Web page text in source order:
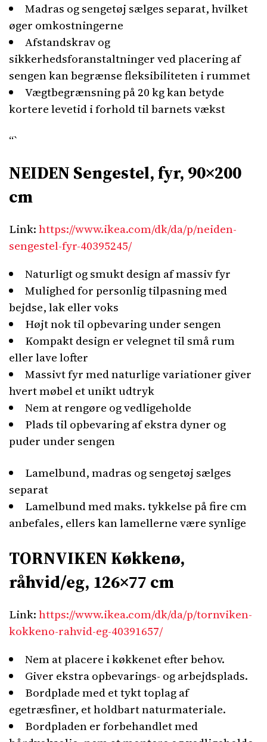
Madras og sengetøj sælges separat, hvilket
øger omkostningerne
Afstandskrav og
sikkerhedsforanstaltninger ved placering af
sengen kan begrænse fleksibiliteten i rummet
Vægtbegrænsning på 20 kg kan betyde
kortere levetid i forhold til barnets vækst
“`
NEIDEN Sengestel, fyr, 90×200
cm
Link:https://www.ikea.com/dk/da/p/neiden-
sengestel-fyr-40395245/
Naturligt og smukt design af massiv fyr
Mulighed for personlig tilpasning med
bejdse, lak eller voks
Højt nok til opbevaring under sengen
Kompakt design er velegnet til små rum
eller lave lofter
Massivt fyr med naturlige variationer giver
hvert møbel et unikt udtryk
Nem at rengøre og vedligeholde
Plads til opbevaring af ekstra dyner og
puder under sengen
Lamelbund, madras og sengetøj sælges
separat
Lamelbund med maks. tykkelse på fire cm
anbefales, ellers kan lamellerne være synlige
TORNVIKEN Køkkenø,
råhvid/eg, 126×77 cm
Link:https://www.ikea.com/dk/da/p/tornviken-
kokkeno-rahvid-eg-40391657/
Nem at placere i køkkenet efter behov.
Giver ekstra opbevarings- og arbejdsplads.
Bordplade med et tykt toplag af
egetræsfiner, et holdbart naturmateriale.
Bordpladen er forbehandlet med